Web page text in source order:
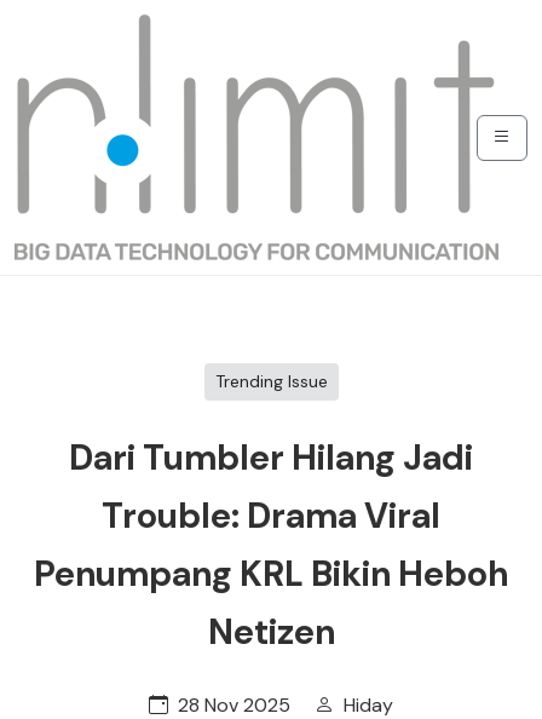
Trending Issue
Dari Tumbler Hilang Jadi
Trouble: Drama Viral
Penumpang KRL Bikin Heboh
Netizen
28 Nov 2025 Hiday